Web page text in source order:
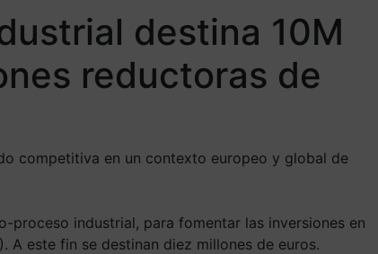
destina 10M
reductoras de
competitiva en un contexto europeo y global de
industrial, para fomentar las inversiones en
A este fin se destinan diez millones de euros.